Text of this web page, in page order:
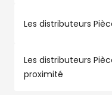
Les distributeurs
Les distributeurs
proximité